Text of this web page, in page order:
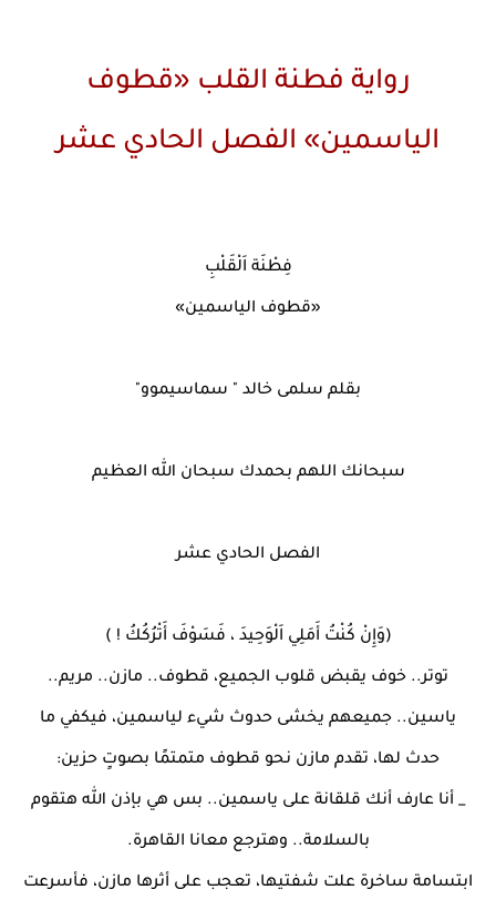
رواية فطنة القلب «قطوف
الياسمين» الفصل الحادي عشر
فِطْنَة اَلْقَلْبِ
«قطوف الياسمين»
بقلم سلمى خالد " سماسيموو"
سبحانك اللهم بحمدك سبحان الله العظيم
الفصل الحادي عشر
(وَإِنْ كُنْتُ أَمَلِي اَلْوَحِيدَ ، فَسَوْفَ أَتْرُكُكُ ! )
توتر.. خوف يقبض قلوب الجميع، قطوف.. مازن.. مريم..
ياسين.. جميعهم يخشى حدوث شيء لياسمين، فيكفي ما
حدث لها، تقدم مازن نحو قطوف متمتمًا بصوتٍ حزين:
_ أنا عارف أنك قلقانة على ياسمين.. بس هي بإذن الله هتقوم
بالسلامة.. وهترجع معانا القاهرة.
ابتسامة ساخرة علت شفتيها، تعجب على أثرها مازن، فأسرعت